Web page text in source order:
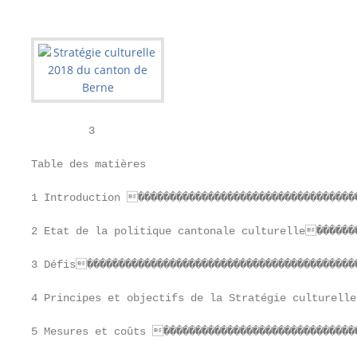
﻿         3
Table des matières
1 Introduction
2 Etat de la politique cantonale
3
4 Principes et objectifs de la Stratégie culturelle 2018
5 Mesures et coûts